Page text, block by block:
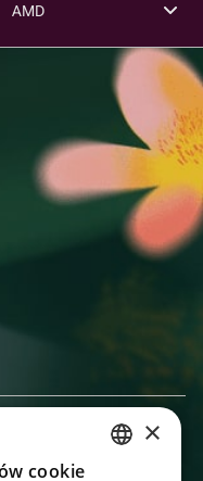
AMD
×
cookie